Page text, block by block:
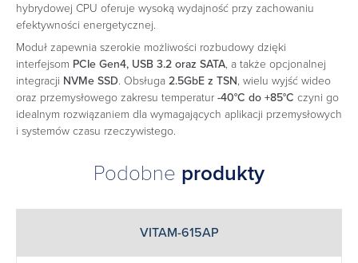
hybrydowej CPU oferuje wysoką wydajność przy zachowaniu
efektywności energetycznej.
Moduł zapewnia szerokie możliwości rozbudowy dzięki
interfejsom PCIe Gen4, USB 3.2 oraz SATA, a także opcjonalnej
integracji NVMe SSD. Obsługa 2.5GbE z TSN, wielu wyjść wideo
oraz przemysłowego zakresu temperatur -40°C do +85°C czyni go
idealnym rozwiązaniem dla wymagających aplikacji przemysłowych
i systemów czasu rzeczywistego.
Podobne produkty
VITAM-615AP